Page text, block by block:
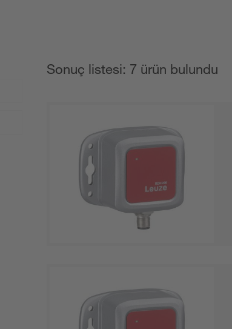
Sonuç listesi: 7 ürün bulundu